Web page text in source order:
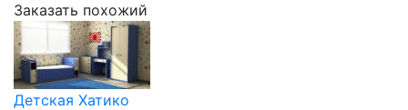
Заказать похожий
Детская Хатико